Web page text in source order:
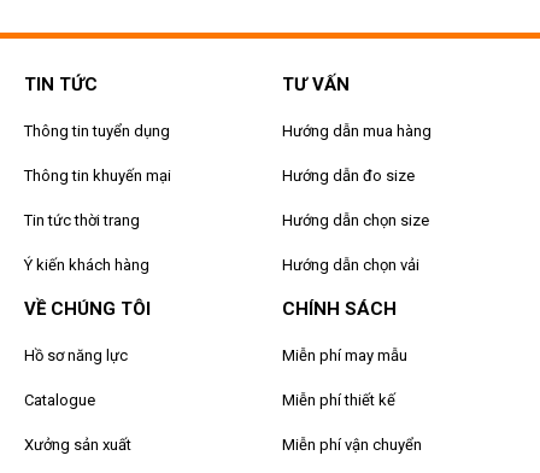
TIN TỨC
Thông tin tuyển dụng
Thông tin khuyến mại
Tin tức thời trang
Ý kiến khách hàng
TƯ VẤN
Hướng dẫn mua hàng
Hướng dẫn đo size
Hướng dẫn chọn size
Hướng dẫn chọn vải
VỀ CHÚNG TÔI
Hồ sơ năng lực
Catalogue
Xưởng sản xuất
CHÍNH SÁCH
Miễn phí may mẫu
Miễn phí thiết kế
Miễn phí vận chuyển